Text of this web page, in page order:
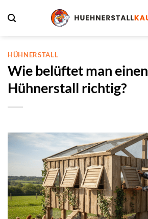
Inhalt
springen
HÜHNERSTALL
Wie belüftet man einen
Hühnerstall richtig?